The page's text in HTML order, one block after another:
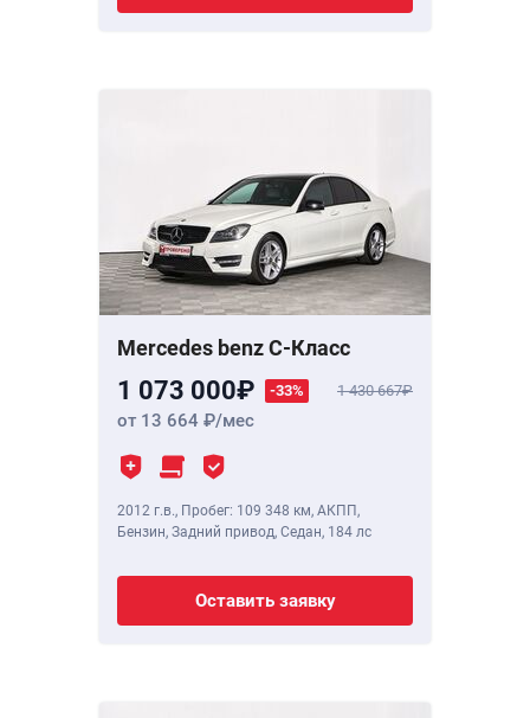
Mercedes benz C-Класс
1 073 000 -33% 1 430 667
от 13 664 /мес
2012 г.в., Пробег: 109 348 км, АКПП,
Бензин, Задний привод, Седан, 184 лс
Оставить заявку